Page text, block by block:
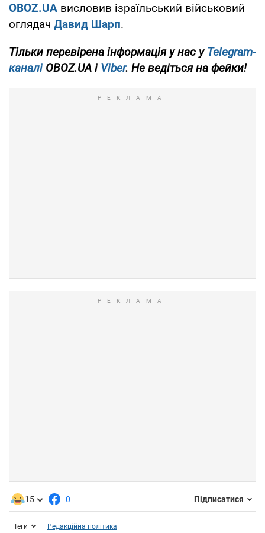
OBOZ.UA висловив ізраїльський військовий
оглядач Давид Шарп.
Тільки перевірена інформація у нас уTelegram-
каналіOBOZ.UA і Viber. Не ведіться на фейки!
15 0 Підписатися
Теги Редакційна політика